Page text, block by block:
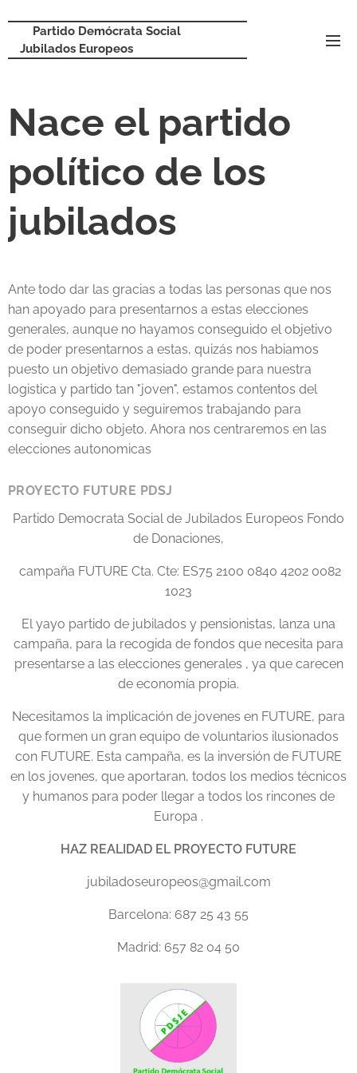
Partido Demócrata Social
Jubilados Europeos
Nace el partido
político de los
jubilados
Ante todo dar las gracias a todas las personas que nos
han apoyado para presentarnos a estas elecciones
generales, aunque no hayamos conseguido el objetivo
de poder presentarnos a estas, quizás nos habiamos
puesto un objetivo demasiado grande para nuestra
logistica y partido tan "joven", estamos contentos del
apoyo conseguido y seguiremos trabajando para
conseguir dicho objeto. Ahora nos centraremos en las
elecciones autonomicas
PROYECTO FUTURE PDSJ
Partido Democrata Social de Jubilados Europeos Fondo
de Donaciones,
campaña FUTURE Cta. Cte: ES75 2100 0840 4202 0082
1023
El yayo partido de jubilados y pensionistas, lanza una
campaña, para la recogida de fondos que necesita para
presentarse a las elecciones generales , ya que carecen
de economía propia.
Necesitamos la implicación de jovenes en FUTURE, para
que formen un gran equipo de voluntarios ilusionados
con FUTURE. Esta campaña, es la inversión de FUTURE
en los jovenes, que aportaran, todos los medios técnicos
y humanos para poder llegar a todos los rincones de
Europa .
HAZ REALIDAD EL PROYECTO FUTURE
jubiladoseuropeos@gmail.com
Barcelona: 687 25 43 55
Madrid: 657 82 04 50